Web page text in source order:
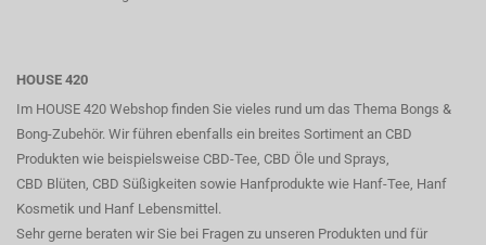
HOUSE 420
Im HOUSE 420 Webshop finden Sie vieles rund um das Thema Bongs &
Bong-Zubehör. Wir führen ebenfalls ein breites Sortiment an CBD
Produkten wie beispielsweise CBD-Tee, CBD Öle und Sprays,
CBD Blüten, CBD Süßigkeiten sowie Hanfprodukte wie Hanf-Tee, Hanf
Kosmetik und Hanf Lebensmittel.
Sehr gerne beraten wir Sie bei Fragen zu unseren Produkten und für